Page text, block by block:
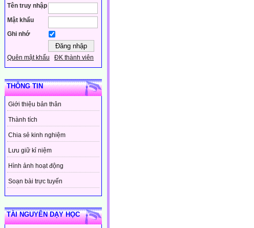
Tên truy nhập
Mật khẩu
Ghi nhớ
Quên mật khẩu ĐK thành viên
THÔNG TIN
Giới thiệu bản thân
Thành tích
Chia sẻ kinh nghiệm
Lưu giữ kỉ niệm
Hình ảnh hoạt động
Soạn bài trực tuyến
TÀI NGUYÊN DẠY HỌC